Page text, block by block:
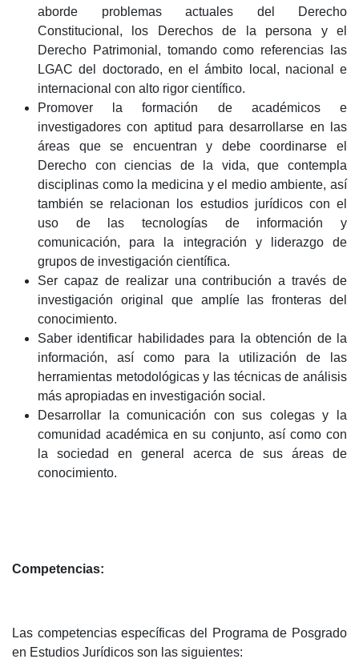
aborde problemas actuales del Derecho
Constitucional, los Derechos de la persona y el
Derecho Patrimonial, tomando como referencias las
LGAC del doctorado, en el ámbito local, nacional e
internacional con alto rigor científico.
Promover la formación de académicos e
investigadores con aptitud para desarrollarse en las
áreas que se encuentran y debe coordinarse el
Derecho con ciencias de la vida, que contempla
disciplinas como la medicina y el medio ambiente, así
también se relacionan los estudios jurídicos con el
uso de las tecnologías de información y
comunicación, para la integración y liderazgo de
grupos de investigación científica.
Ser capaz de realizar una contribución a través de
investigación original que amplíe las fronteras del
conocimiento.
Saber identificar habilidades para la obtención de la
información, así como para la utilización de las
herramientas metodológicas y las técnicas de análisis
más apropiadas en investigación social.
Desarrollar la comunicación con sus colegas y la
comunidad académica en su conjunto, así como con
la sociedad en general acerca de sus áreas de
conocimiento.
Competencias:
Las competencias específicas del Programa de Posgrado
en Estudios Jurídicos son las siguientes: